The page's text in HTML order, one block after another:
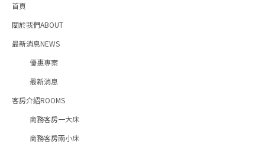
首頁
關於我們ABOUT
最新消息NEWS
優惠專案
最新消息
客房介紹ROOMS
商務客房一大床
商務客房兩小床